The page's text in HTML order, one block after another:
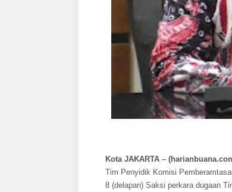
Kota JAKARTA –
Tim Penyidik Komisi
8 (delapan) Saksi perkara dugaan